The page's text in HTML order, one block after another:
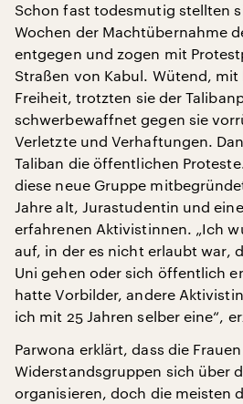
Schon fast todesmutig stellten
Wochen der Machtübernahme
entgegen und zogen mit
Straßen von Kabul. Wütend,
Freiheit, trotzten sie der
schwerbewaffnet gegen sie
Verletzte und Verhaftungen.
Taliban die öffentlichen
diese neue Gruppe
Jahre alt, Jurastudentin und
erfahrenen Aktivistinnen. „Ich
auf, in der es nicht erlaubt war,
Uni gehen oder sich öffentlich
hatte Vorbilder, andere
ich mit 25 Jahren selber eine“,
Parwona erklärt, dass die
Widerstandsgruppen sich über
organisieren, doch die meisten